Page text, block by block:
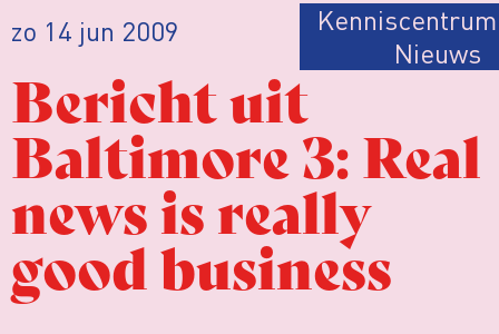
zo 14 jun 2009 Kenniscentrum
Nieuws
Bericht uit
Baltimore 3: Real
news is really
good business